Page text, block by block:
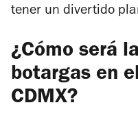
tener un divertido
¿Cómo será
botargas en
CDMX?